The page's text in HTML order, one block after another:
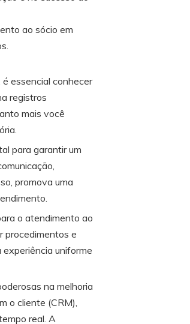
ao sócio em
essencial conhecer
registros
mais você
para garantir um
promova uma
o atendimento ao
procedimentos e
uniforme
na melhoria
o cliente (CRM),
real. A